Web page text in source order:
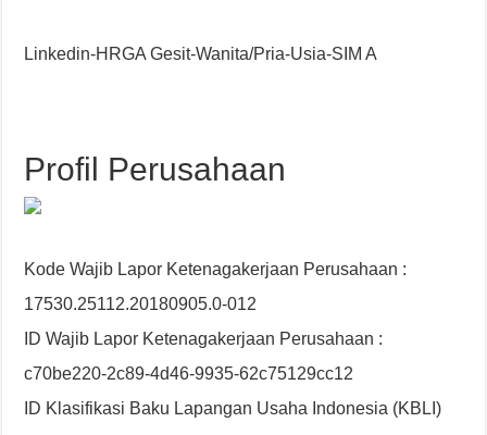
Linkedin-HRGA Gesit-Wanita/Pria-Usia-SIM A
Profil Perusahaan
Kode Wajib Lapor Ketenagakerjaan Perusahaan :
17530.25112.20180905.0-012
ID Wajib Lapor Ketenagakerjaan Perusahaan :
c70be220-2c89-4d46-9935-62c75129cc12
ID Klasifikasi Baku Lapangan Usaha Indonesia (KBLI)